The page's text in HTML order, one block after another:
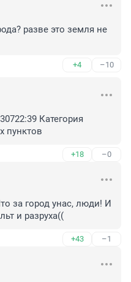
разве это земля не
+4 –10
Категория
пунктов
+18 –0
за город унас, люди! И
и разруха((
+43 –1